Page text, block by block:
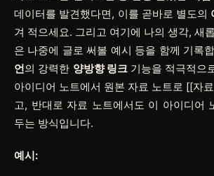
데이터를 발견했다면, 이를 곧바로 별도의
겨 적으세요. 그리고 여기에 나의 생각, 새
은 나중에 글로 써볼 예시 등을 함께 기록
언의 강력한 양방향 링크기능을 적극적으
아이디어 노트에서 원본 자료 노트로 [[자
고, 반대로 자료 노트에서도 이 아이디어
두는 방식입니다.
예시: